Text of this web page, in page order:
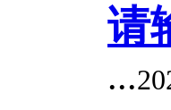
请
...